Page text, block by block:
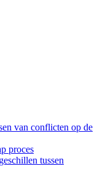
van conflicten op de
proces
tussen